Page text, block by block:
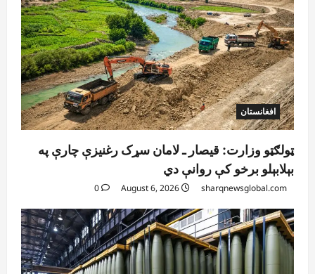
افغانستان
ټولګټو وزارت: قیصار ـ لامان سړک رغنیزې چارې په
بېلابېلو برخو کې روانې دي
sharqnewsglobal.com
0